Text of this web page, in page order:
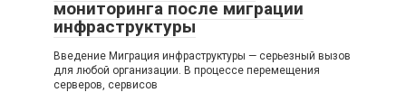
мониторинга после миграции
инфраструктуры
Введение Миграция инфраструктуры — серьезный вызов
для любой организации. В процессе перемещения
серверов, сервисов